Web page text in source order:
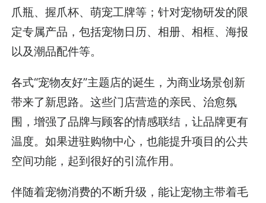
爪瓶、握爪杯、萌宠工牌等；针对宠物研发的限
定专属产品，包括宠物日历、相册、相框、海报
以及潮品配件等。
各式“宠物友好”主题店的诞生，为商业场景创新
带来了新思路。这些门店营造的亲民、治愈氛
围，增强了品牌与顾客的情感联结，让品牌更有
温度。如果进驻购物中心，也能提升项目的公共
空间功能，起到很好的引流作用。
伴随着宠物消费的不断升级，能让宠物主带着毛